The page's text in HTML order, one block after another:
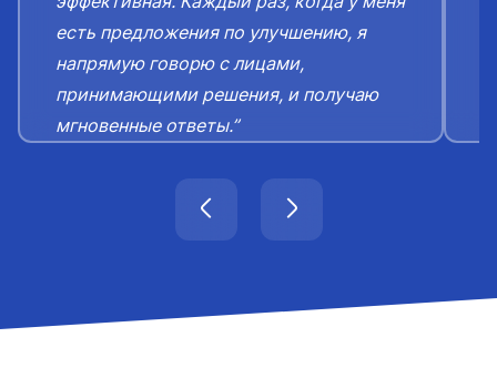
есть предложения по улучшению, я
напрямую говорю с лицами,
принимающими решения, и получаю
мгновенные ответы.”